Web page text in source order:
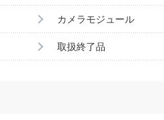
カメラモジュール
取扱終了品